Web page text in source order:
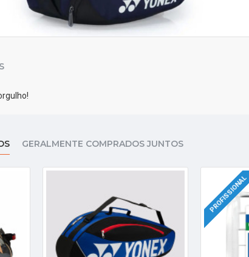
GERALMENTE COMPRADOS JUNTOS
PROFISSIONAL